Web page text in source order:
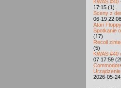
KWAS
17:15 (1)
Sceny z
06-19
Atari
Spotkanie
(17)
Recoil
(5)
KWAS #40
07 17:59
2026-05-